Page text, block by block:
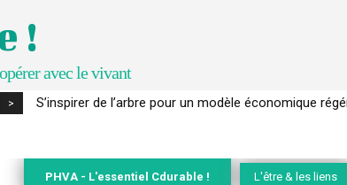
!
avec le vivant
> IPBES : le « GIEC de la biodiversité » appelle les
PHVA - L'essentiel Cdurable ! L'être & les liens